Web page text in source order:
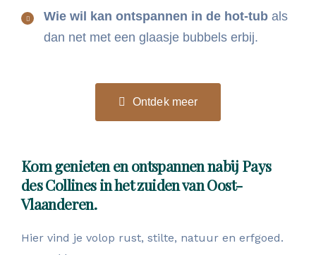
Wie wil kan ontspannen in de hot-tub als
dan net met een glaasje bubbels erbij.
Ontdek meer
Kom genieten en ontspannen nabij Pays
des Collines in het zuiden van Oost-
Vlaanderen.
Hier vind je volop rust, stilte, natuur en erfgoed.